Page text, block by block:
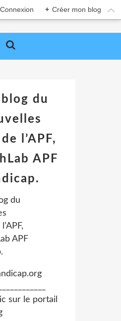
Connexion + Créer mon blog
du
l’APF,
APF
sur le portail